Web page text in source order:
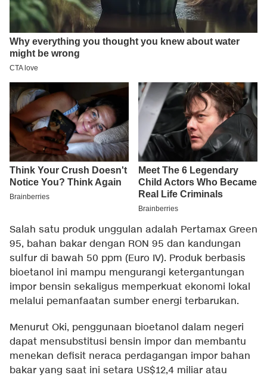
Salah satu produk unggulan adalah Pertamax Green
95, bahan bakar dengan RON 95 dan kandungan
sulfur di bawah 50 ppm (Euro IV). Produk berbasis
bioetanol ini mampu mengurangi ketergantungan
impor bensin sekaligus memperkuat ekonomi lokal
melalui pemanfaatan sumber energi terbarukan.
Menurut Oki, penggunaan bioetanol dalam negeri
dapat mensubstitusi bensin impor dan membantu
menekan defisit neraca perdagangan impor bahan
bakar yang saat ini setara US$12,4 miliar atau